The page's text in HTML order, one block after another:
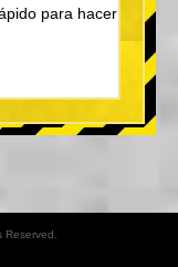
para hacer
Reserved.